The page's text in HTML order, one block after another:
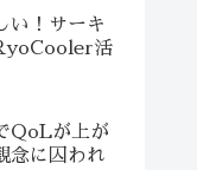
い！サーキ
活
QoLが上が
念に囚われ